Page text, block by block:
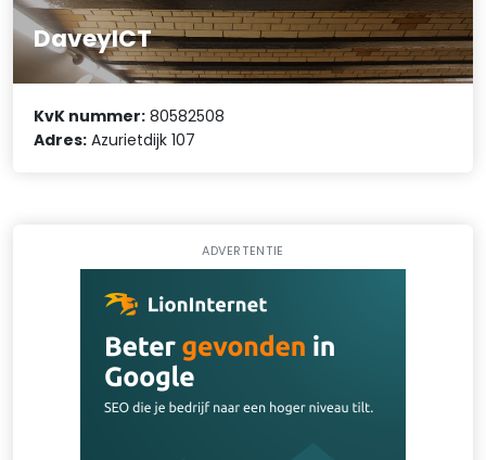
DaveyICT
KvK nummer: 80582508
Adres: Azurietdijk 107
ADVERTENTIE